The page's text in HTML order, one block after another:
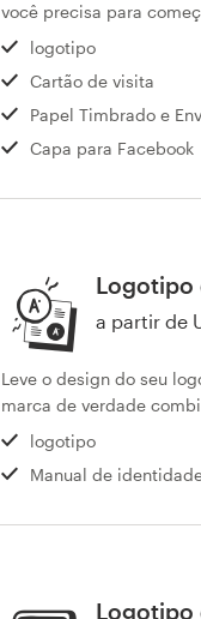
você precisa para
logotipo
Cartão de visita
Papel Timbrado e
Capa para Facebook
Logotipo
a partir de
Leve o design do seu
marca de verdade
logotipo
Manual de
Logotipo